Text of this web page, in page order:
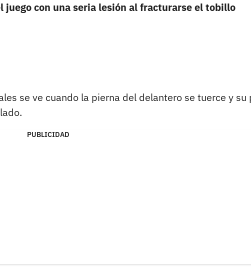
juego con una seria lesión al fracturarse el tobillo
se ve cuando la pierna del delantero se tuerce y su
PUBLICIDAD